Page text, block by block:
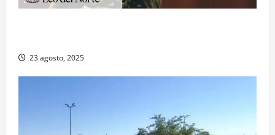
23 agosto, 2025